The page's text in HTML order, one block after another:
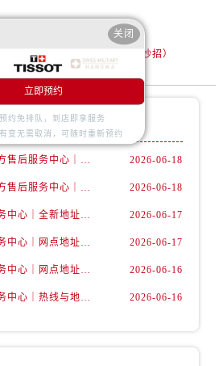
在哪？
网点在哪里？（手表保养小妙招）
亲身探访天梭北京官方售后服务中心｜官方地址及联系电话（2026年6月最新） 2026-06-18
亲身探访天梭北京官方售后服务中心｜全新官方服务电话与地址（2026年6月最新） 2026-06-18
北京天梭官方售后服务中心｜全新地址电话权威信息公示（2026年6月最新） 2026-06-17
北京天梭官方售后服务中心｜网点地址与服务热线权威信息公示（2026年6月最新） 2026-06-17
北京天梭官方售后服务中心｜网点地址与客服电话权威信息公示（2026年6月最新） 2026-06-16
北京天梭官方售后服务中心｜热线与地址权威信息公示（2026年6月最新） 2026-06-16
关闭
立即预约
约免排队，到店即享服务
变无需取消，可随时重新预约